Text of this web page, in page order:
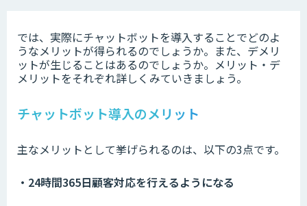
では、実際にチャットボットを導入することでどのよ
うなメリットが得られるのでしょうか。また、デメリ
ットが生じることはあるのでしょうか。メリット・デ
メリットをそれぞれ詳しくみていきましょう。
チャットボット導入のメリット
主なメリットとして挙げられるのは、以下の3点です。
・24時間365日顧客対応を行えるようになる